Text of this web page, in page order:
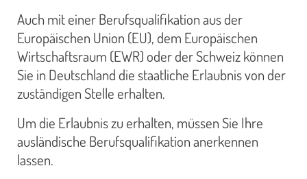
Auch mit einer Berufsqualifikation aus der
Europäischen Union (EU), dem Europäischen
Wirtschaftsraum (EWR) oder der Schweiz können
Sie in Deutschland die staatliche Erlaubnis von der
zuständigen Stelle erhalten.
Um die Erlaubnis zu erhalten, müssen Sie Ihre
ausländische Berufsqualifikation anerkennen
lassen.